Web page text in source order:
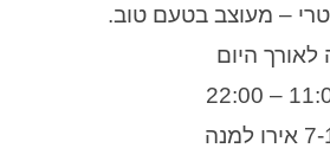
– מעוצב בטעם טוב.
לאורך היום